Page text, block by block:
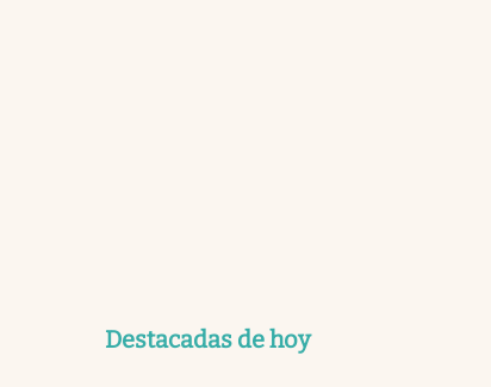
Destacadas de hoy